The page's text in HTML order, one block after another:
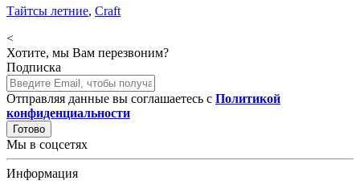
Тайтсы летние, Craft
<
Хотите, мы Вам перезвоним?
Подписка
Отправляя данные вы соглашаетесь с Политикой
конфиденциальности
Готово
Мы в соцсетях
Информация